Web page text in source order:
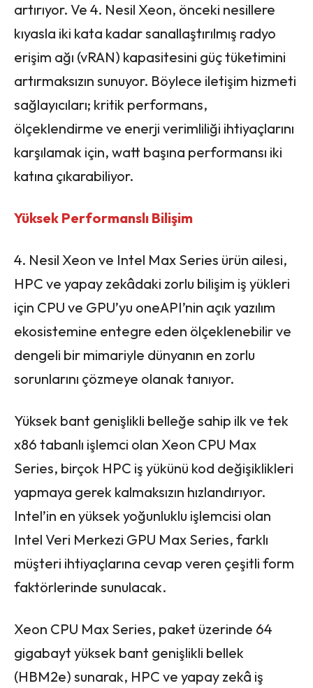
artırıyor. Ve 4. Nesil Xeon, önceki nesillere
kıyasla iki kata kadar sanallaştırılmış radyo
erişim ağı (vRAN) kapasitesini güç tüketimini
artırmaksızın sunuyor. Böylece iletişim hizmeti
sağlayıcıları; kritik performans,
ölçeklendirme ve enerji verimliliği ihtiyaçlarını
karşılamak için, watt başına performansı iki
katına çıkarabiliyor.
Yüksek Performanslı Bilişim
4. Nesil Xeon ve Intel Max Series ürün ailesi,
HPC ve yapay zekâdaki zorlu bilişim iş yükleri
için CPU ve GPU’yu oneAPI’nin açık yazılım
ekosistemine entegre eden ölçeklenebilir ve
dengeli bir mimariyle dünyanın en zorlu
sorunlarını çözmeye olanak tanıyor.
Yüksek bant genişlikli belleğe sahip ilk ve tek
x86 tabanlı işlemci olan Xeon CPU Max
Series, birçok HPC iş yükünü kod değişiklikleri
yapmaya gerek kalmaksızın hızlandırıyor.
Intel’in en yüksek yoğunluklu işlemcisi olan
Intel Veri Merkezi GPU Max Series, farklı
müşteri ihtiyaçlarına cevap veren çeşitli form
faktörlerinde sunulacak.
Xeon CPU Max Series, paket üzerinde 64
gigabayt yüksek bant genişlikli bellek
(HBM2e) sunarak, HPC ve yapay zekâ iş